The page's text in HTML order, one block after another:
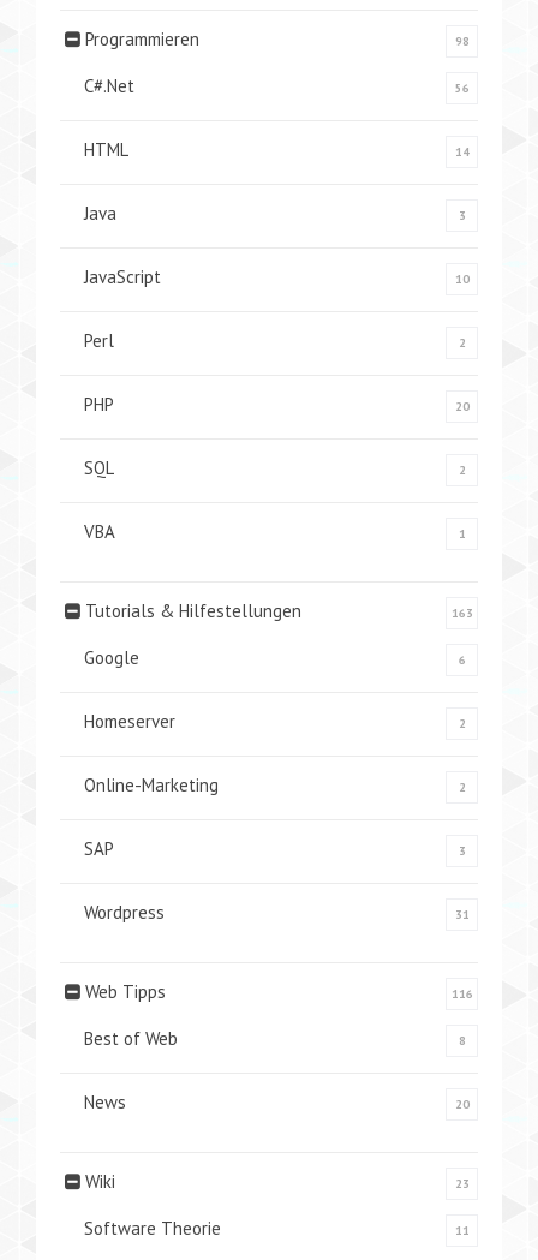
Programmieren 98
C#.Net 56
HTML 14
Java 3
JavaScript 10
Perl 2
PHP 20
SQL 2
VBA 1
Tutorials & Hilfestellungen 163
Google 6
Homeserver 2
Online-Marketing 2
SAP 3
Wordpress 31
Web Tipps 116
Best of Web 8
News 20
Wiki 23
Software Theorie 11